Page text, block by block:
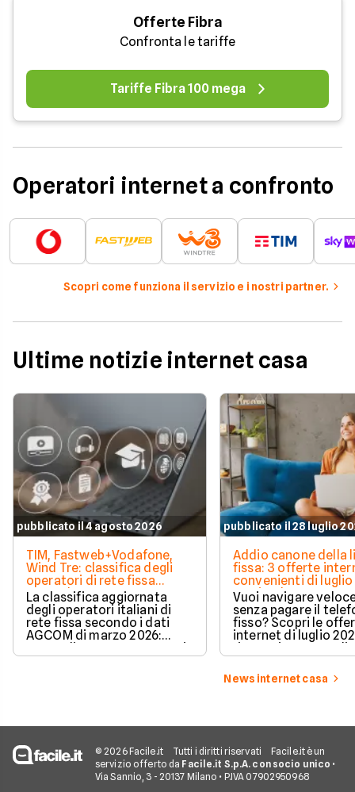
Offerte Fibra
Confronta le tariffe
Tariffe Fibra 100 mega
Operatori internet a confronto
Scopri come funziona il servizio e i nostri partner.
Ultime notizie internet casa
pubblicato il 4 agosto 2026
TIM, Fastweb+Vodafone,
Wind Tre: classifica degli
operatori di rete fissa
secondo AGCOM
La classifica aggiornata
degli operatori italiani di
rete fissa secondo i dati
AGCOM di marzo 2026:
quote di mercato, sorpassi
e new entry.
pubblicato il 28 luglio
Addio canone della
fissa: 3 offerte
convenienti di luglio
partire da 19,95€
Vuoi navigare
senza pagare il
fisso? Scopri le
internet di luglio
risparmiare e
tariffa perfetta per
News internet casa
© 2026 Facile.it Tutti i diritti riservati
Facile.it è un
servizio offerto da Facile.it S.p.A. con socio unico •
Via Sannio, 3 - 20137 Milano • P.IVA 07902950968